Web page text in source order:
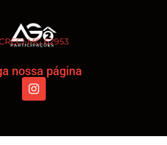
MG 62953
nossa página